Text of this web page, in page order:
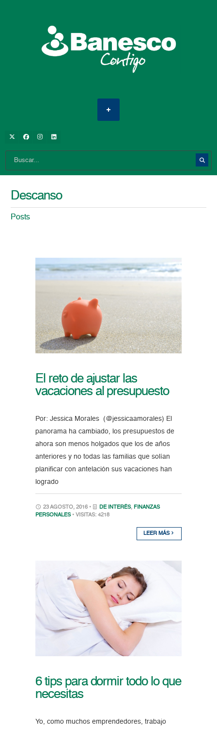
Descanso
Posts
El reto de ajustar las
vacaciones al presupuesto
Por: Jessica Morales (@jessicaamorales) El
panorama ha cambiado, los presupuestos de
ahora son menos holgados que los de años
anteriores y no todas las familias que solían
planificar con antelación sus vacaciones han
logrado
23 AGOSTO, 2016 • DE INTERÉS, FINANZAS
PERSONALES • VISITAS: 4218
LEER MÁS
6 tips para dormir todo lo que
necesitas
Yo, como muchos emprendedores, trabajo